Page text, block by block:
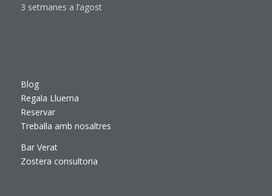
3 setmanes a l’agost
Blog
Regala Lluerna
Reservar
Treballa amb nosaltres
Bar Verat
Zostera consultoria